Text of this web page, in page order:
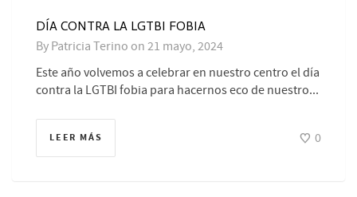
DÍA CONTRA LA LGTBI FOBIA
By Patricia Terino on 21 mayo, 2024
Este año volvemos a celebrar en nuestro centro el día
contra la LGTBI fobia para hacernos eco de nuestro...
LEER MÁS 0